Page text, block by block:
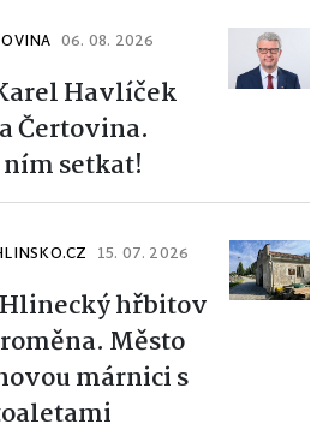
06. 08. 2026
Havlíček
Čertovina.
setkat!
15. 07. 2026
Hlinecký hřbitov
Město
márnici s